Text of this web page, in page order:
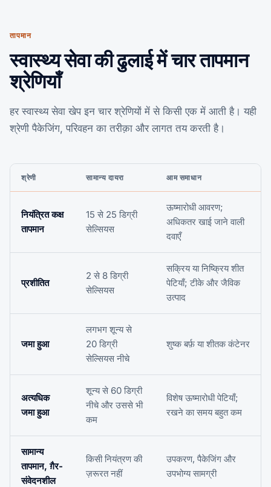
तापमान
स्वास्थ्य सेवा की ढुलाई में चार तापमान
श्रेणियाँ
हर स्वास्थ्य सेवा खेप इन चार श्रेणियों में से किसी एक में आती है। यही
श्रेणी पैकेजिंग, परिवहन का तरीक़ा और लागत तय करती है।
श्रेणी सामान्य दायरा आम समाधान
नियंत्रित कक्ष
तापमान
15 से 25 डिग्री
सेल्सियस
ऊष्मारोधी आवरण;
अधिकतर खाई जाने वाली
दवाएँ
प्रशीतित
2 से 8 डिग्री
सेल्सियस
सक्रिय या निष्क्रिय शीत
पेटियाँ; टीके और जैविक
उत्पाद
जमा हुआ
लगभग शून्य से
20 डिग्री
सेल्सियस नीचे
शुष्क बर्फ़ या शीतक कंटेनर
अत्यधिक
जमा हुआ
शून्य से 60 डिग्री
नीचे और उससे भी
कम
विशेष ऊष्मारोधी पेटियाँ;
रखने का समय बहुत कम
सामान्य
तापमान, ग़ैर-
संवेदनशील
किसी नियंत्रण की
ज़रूरत नहीं
उपकरण, पैकेजिंग और
उपभोग्य सामग्री